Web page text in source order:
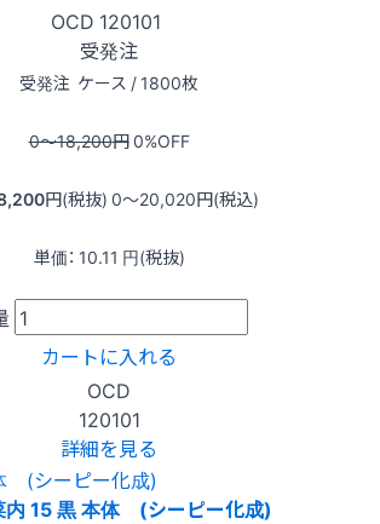
OCD 120101
受発注
受発注 ケース / 1800枚
0〜18,200円0%OFF
円(税抜) 0〜20,020円(税込)
単価： 10.11 円(税抜)
カートに入れる
OCD
120101
詳細を見る
内 15 黒 本体 (シーピー化成)